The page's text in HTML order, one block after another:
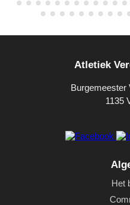
Atletiek
Burgemeester
1135
Het